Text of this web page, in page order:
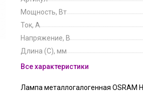
Специальные
лампы
Мощность, Вт
Ток, А
Напряжение, В
Длина (C), мм
Все характеристики
Лампа металлогалогенная OSRAM